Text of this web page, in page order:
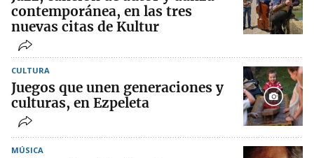
contemporánea, en las tres
nuevas citas de Kultur
CULTURA
Juegos que unen generaciones y
culturas, en Ezpeleta
MÚSICA